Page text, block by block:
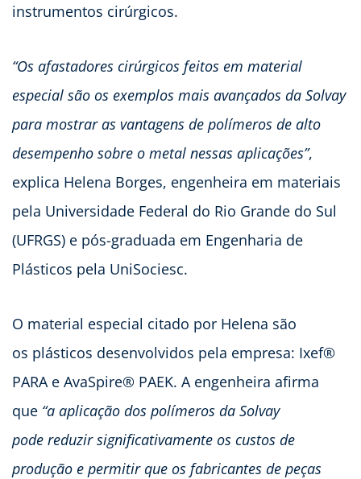
instrumentos cirúrgicos.
“Os afastadores cirúrgicos feitos em material
especial são os exemplos mais avançados da Solvay
para mostrar as vantagens de polímeros de alto
desempenho sobre o metal nessas aplicações”,
explica Helena Borges, engenheira em materiais
pela Universidade Federal do Rio Grande do Sul
(UFRGS) e pós-graduada em Engenharia de
Plásticos pela UniSociesc.
O material especial citado por Helena são
os plásticos desenvolvidos pela empresa: Ixef®
PARA e AvaSpire® PAEK. A engenheira afirma
que “a aplicação dos polímeros da Solvay
pode reduzir significativamente os custos de
produção e permitir que os fabricantes de peças